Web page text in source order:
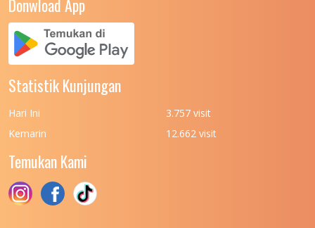
Donwload App
Statistik Kunjungan
Hari Ini
3.757 visit
Kemarin
12.662 visit
Temukan Kami